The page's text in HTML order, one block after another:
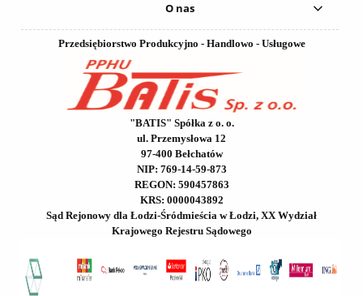
O nas
Przedsiębiorstwo Produkcyjno - Handlowo - Usługowe
"BATIS" Spółka z o. o.
ul. Przemysłowa 12
97-400 Bełchatów
NIP: 769-14-59-873
REGON: 590457863
KRS: 0000043892
Sąd Rejonowy dla Łodzi-Śródmieścia w Łodzi, XX Wydział
Krajowego Rejestru Sądowego